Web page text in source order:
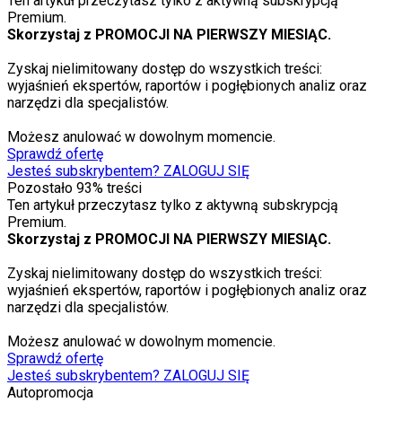
Premium.
Skorzystaj z PROMOCJI NA PIERWSZY MIESIĄC.
Zyskaj nielimitowany dostęp do wszystkich treści:
wyjaśnień ekspertów, raportów i pogłębionych analiz oraz
narzędzi dla specjalistów.
Możesz anulować w dowolnym momencie.
Sprawdź ofertę
Jesteś subskrybentem? ZALOGUJ SIĘ
Pozostało 93% treści
Ten artykuł przeczytasz tylko z aktywną subskrypcją
Premium.
Skorzystaj z PROMOCJI NA PIERWSZY MIESIĄC.
Zyskaj nielimitowany dostęp do wszystkich treści:
wyjaśnień ekspertów, raportów i pogłębionych analiz oraz
narzędzi dla specjalistów.
Możesz anulować w dowolnym momencie.
Sprawdź ofertę
Jesteś subskrybentem? ZALOGUJ SIĘ
Autopromocja